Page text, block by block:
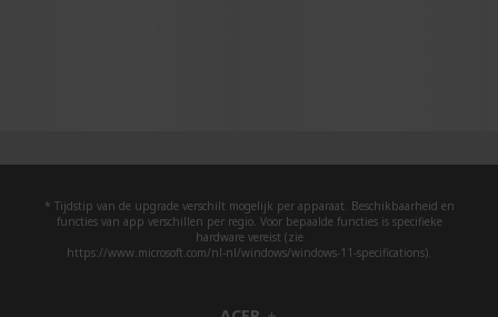
* Tijdstip van de upgrade verschilt mogelijk per apparaat. Beschikbaarheid en
functies van app verschillen per regio. Voor bepaalde functies is specifieke
hardware vereist (zie
https://www.microsoft.com/nl-nl/windows/windows-11-specifications).